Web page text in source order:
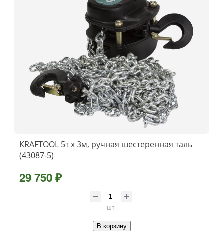
KRAFTOOL 5т х 3м, ручная шестеренная таль
(43087-5)
29 750 ₽
шт
В корзину